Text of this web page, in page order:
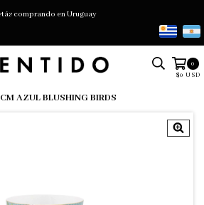
comprando en Uruguay
0
$0 USD
AZUL BLUSHING BIRDS